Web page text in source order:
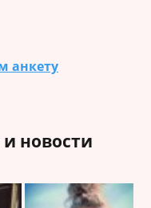
анкету
новости